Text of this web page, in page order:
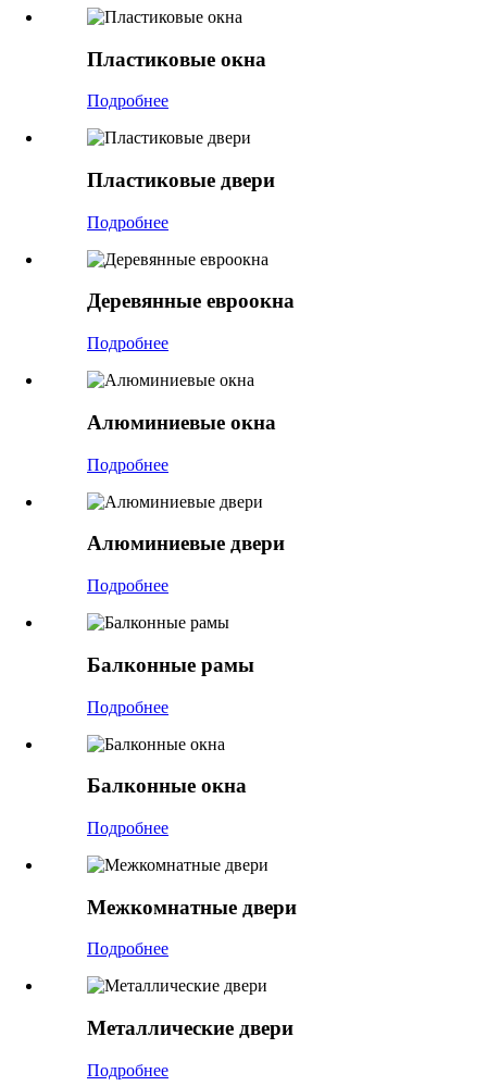
Пластиковые окна
Подробнее
Пластиковые двери
Подробнее
Деревянные евроокна
Подробнее
Алюминиевые окна
Подробнее
Алюминиевые двери
Подробнее
Балконные рамы
Подробнее
Балконные окна
Подробнее
Межкомнатные двери
Подробнее
Металлические двери
Подробнее